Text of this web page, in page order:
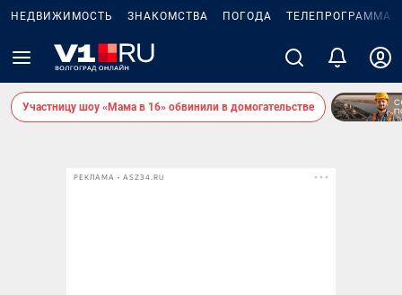
НЕДВИЖИМОСТЬ ЗНАКОМСТВА ПОГОДА ТЕЛЕПРОГРАММА
Участницу шоу «Мама в 16» обвинили в домогательстве
РЕКЛАМА • ASZ34.RU